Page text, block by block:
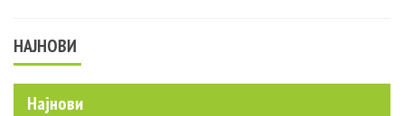
НАЈНОВИ
Најнови